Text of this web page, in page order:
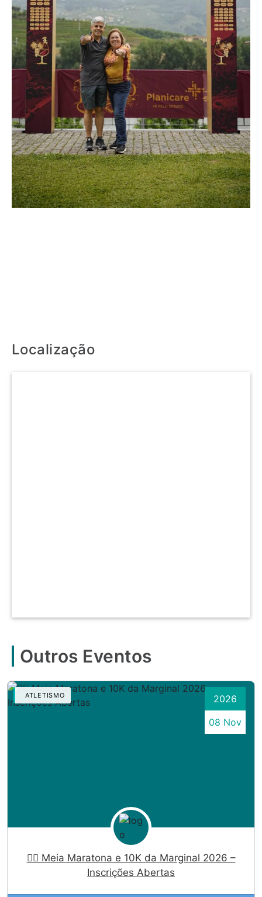
Localização
Outros Eventos
ATLETISMO
🏃‍♀️ Meia Maratona e 10K da Marginal 2026 –
Inscrições Abertas
2026
08 Nov